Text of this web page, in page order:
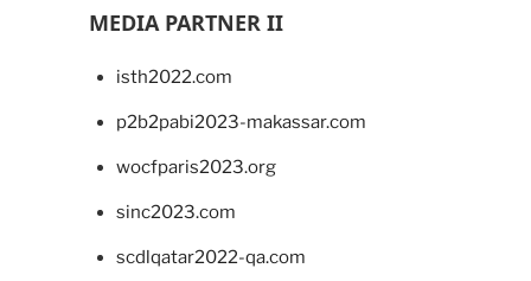
MEDIA PARTNER II
isth2022.com
p2b2pabi2023-makassar.com
wocfparis2023.org
sinc2023.com
scdlqatar2022-qa.com